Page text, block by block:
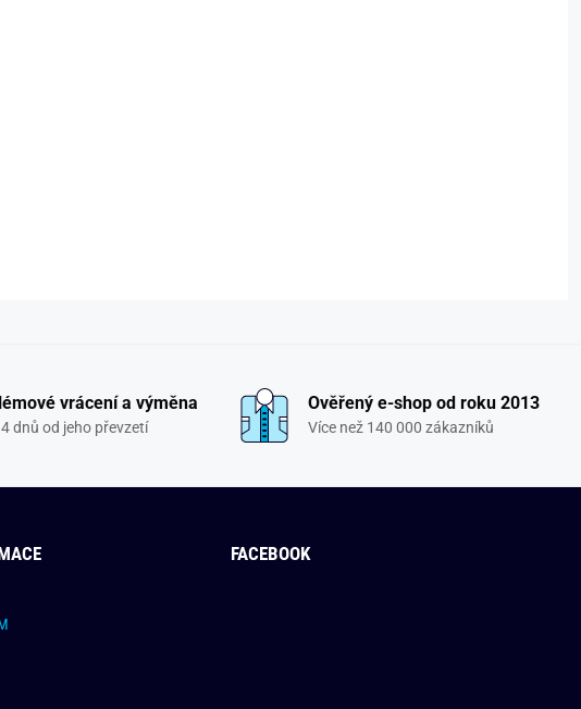
vrácení a výměna
dnů od jeho převzetí
Ověřený e-shop od roku 2013
Více než 140 000 zákazníků
FACEBOOK